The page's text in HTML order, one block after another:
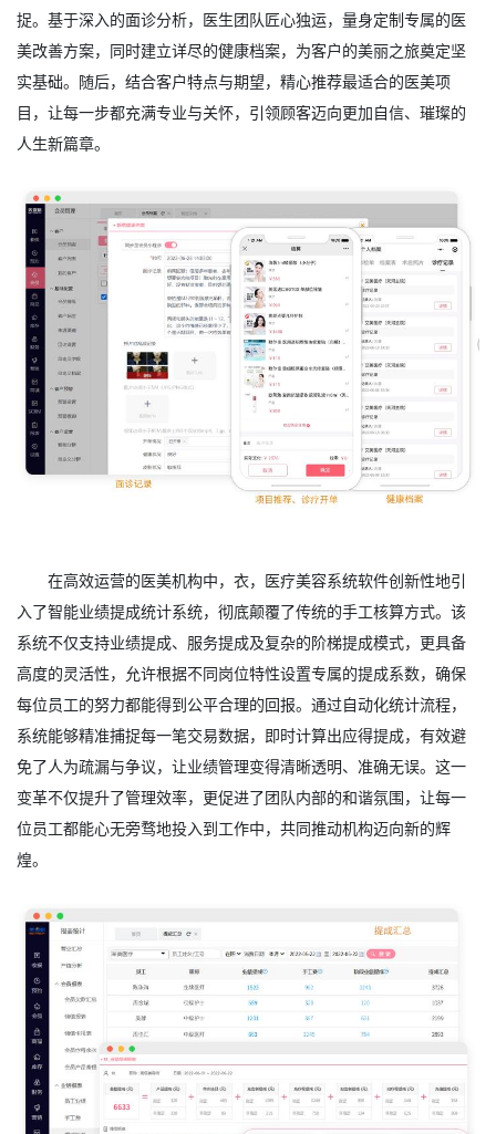
捉。基于深入的面诊分析，医生团队匠心独运，量身定制专属的医
美改善方案，同时建立详尽的健康档案，为客户的美丽之旅奠定坚
实基础。随后，结合客户特点与期望，精心推荐最适合的医美项
目，让每一步都充满专业与关怀，引领顾客迈向更加自信、璀璨的
人生新篇章。
在高效运营的医美机构中，衣，医疗美容系统软件创新性地引
入了智能业绩提成统计系统，彻底颠覆了传统的手工核算方式。该
系统不仅支持业绩提成、服务提成及复杂的阶梯提成模式，更具备
高度的灵活性，允许根据不同岗位特性设置专属的提成系数，确保
每位员工的努力都能得到公平合理的回报。通过自动化统计流程，
系统能够精准捕捉每一笔交易数据，即时计算出应得提成，有效避
免了人为疏漏与争议，让业绩管理变得清晰透明、准确无误。这一
变革不仅提升了管理效率，更促进了团队内部的和谐氛围，让每一
位员工都能心无旁骛地投入到工作中，共同推动机构迈向新的辉
煌。